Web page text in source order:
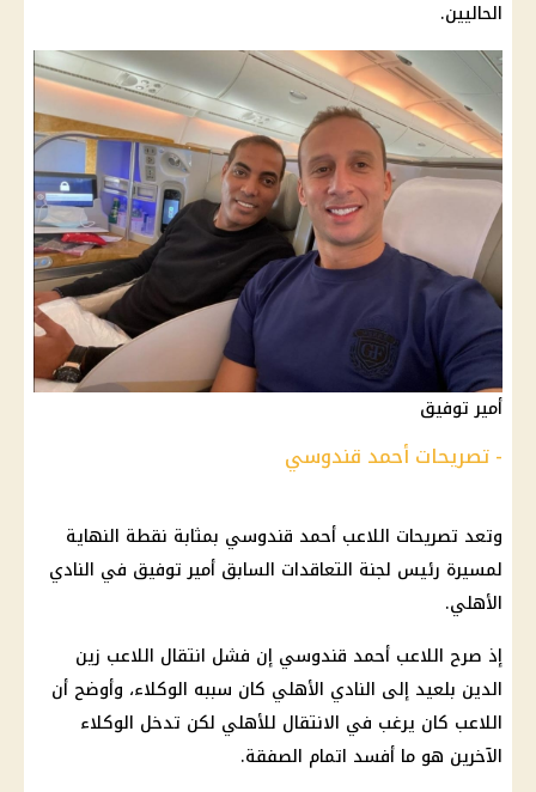
الحاليين.
أمير توفيق
- تصريحات أحمد قندوسي
وتعد تصريحات اللاعب أحمد قندوسي بمثابة نقطة النهاية
لمسيرة رئيس لجنة التعاقدات السابق أمير توفيق في النادي
الأهلي.
إذ صرح اللاعب أحمد قندوسي إن فشل انتقال اللاعب زين
الدين بلعيد إلى النادي الأهلي كان سببه الوكلاء، وأوضح أن
اللاعب كان يرغب في الانتقال للأهلي لكن تدخل الوكلاء
الآخرين هو ما أفسد اتمام الصفقة.